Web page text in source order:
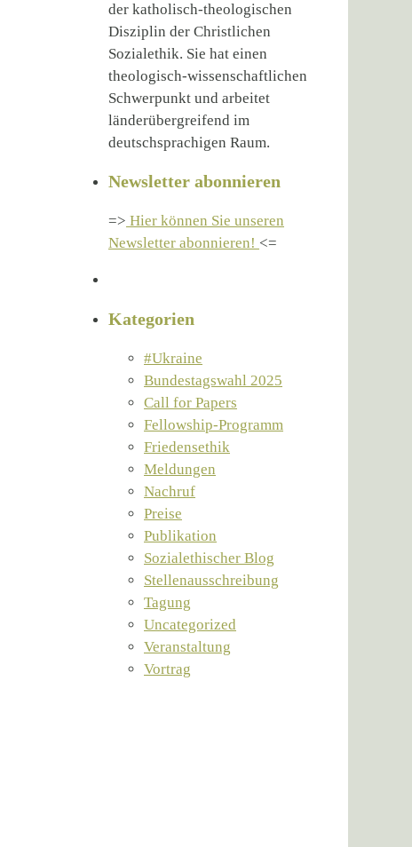
der katholisch-theologischen
Disziplin der Christlichen
Sozialethik. Sie hat einen
theologisch-wissenschaftlichen
Schwerpunkt und arbeitet
länderübergreifend im
deutschsprachigen Raum.
Newsletter abonnieren
=> Hier können Sie unseren
Newsletter abonnieren! <=
Kategorien
#Ukraine
Bundestagswahl 2025
Call for Papers
Fellowship-Programm
Friedensethik
Meldungen
Nachruf
Preise
Publikation
Sozialethischer Blog
Stellenausschreibung
Tagung
Uncategorized
Veranstaltung
Vortrag